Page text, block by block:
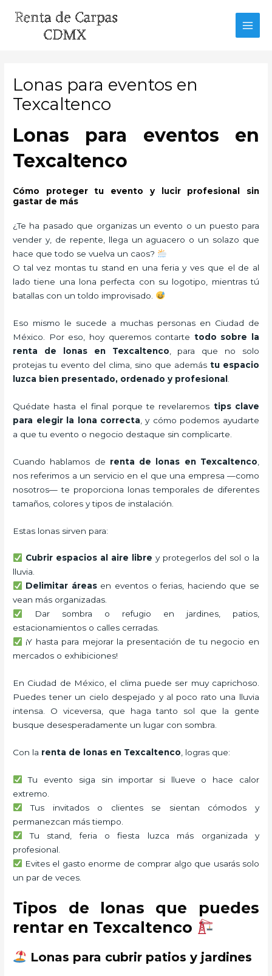
Lonas para eventos en
Texcaltenco
Lonas para eventos en
Texcaltenco
Cómo proteger tu evento y lucir profesional sin
gastar de más
¿Te ha pasado que organizas un evento o un puesto para
vender y, de repente, llega un aguacero o un solazo que
hace que todo se vuelva un caos?
O tal vez montas tu stand en una feria y ves que el de al
lado tiene una lona perfecta con su logotipo, mientras tú
batallas con un toldo improvisado.
Eso mismo le sucede a muchas personas en Ciudad de
México. Por eso, hoy queremos contarte todo sobre la
renta de lonas en Texcaltenco , para que no solo
protejas tu evento del clima, sino que además tu espacio
luzca bien presentado, ordenado y profesional
Quédate hasta el final porque te revelaremos tips clave
para elegir la lona correcta , y cómo podemos ayudarte
a que tu evento o negocio destaque sin complicarte.
Cuando hablamos de renta de lonas en Texcaltenco
nos referimos a un servicio en el que una empresa —como
nosotros— te proporciona lonas temporales de diferentes
tamaños, colores y tipos de instalación.
Estas lonas sirven para:
Cubrir espacios al aire libre y protegerlos del sol o la
lluvia.
Delimitar áreasen eventos o ferias, haciendo que se
vean más organizadas.
Dar sombra o refugio en jardines, patios,
estacionamientos o calles cerradas.
¡Y hasta para mejorar la presentación de tu negocio en
mercados o exhibiciones!
En Ciudad de México, el clima puede ser muy caprichoso.
Puedes tener un cielo despejado y al poco rato una lluvia
intensa. O viceversa, que haga tanto sol que la gente
busque desesperadamente un lugar con sombra.
Con la renta de lonas en Texcaltenco , logras que:
Tu evento siga sin importar si llueve o hace calor
extremo.
Tus invitados o clientes se sientan cómodos y
permanezcan más tiempo.
Tu stand, feria o fiesta luzca más organizada y
profesional.
Evites el gasto enorme de comprar algo que usarás solo
un par de veces.
Tipos de lonas que puedes
rentar en Texcaltenco
Lonas para cubrir patios y jardines